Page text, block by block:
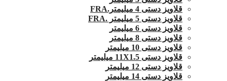
قلاویز دستی 4 میلیمتر.FRA
قلاویز دستی 5 میلیمتر .FRA
قلاویز دستی 6 میلیمتر
قلاویز دستی 8 میلیمتر
قلاویز دستی 10 میلیمتر
قلاویز دستی 11X1.5 میلیمتر
قلاویز دستی 12 میلیمتر
قلاویز دستی 14 میلیمتر